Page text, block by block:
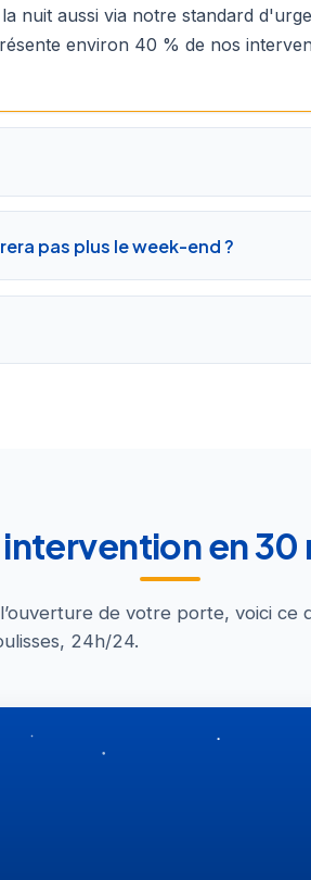
nuit aussi via notre standard
environ 40 % de nos
pas plus le week-end ?
en 30
de votre porte, voici ce
24h/24.